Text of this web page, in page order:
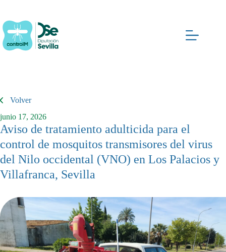
contenido
Volver
junio 17, 2026
Aviso de tratamiento adulticida para el
control de mosquitos transmisores del virus
del Nilo occidental (VNO) en Los Palacios y
Villafranca, Sevilla